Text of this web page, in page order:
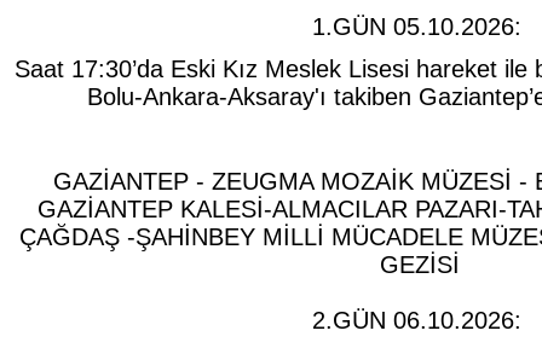
1.GÜN 05.10.2026:
Saat 17:30’da Eski Kız Meslek Lisesi hareket
Bolu-Ankara-Aksaray'ı takiben
GAZİANTEP - ZEUGMA MOZAİK MÜZESİ -
GAZİANTEP KALESİ-ALMACILAR PAZARI-
ÇAĞDAŞ -ŞAHİNBEY MİLLİ MÜCADELE
GEZİSİ
2.GÜN 06.10.2026: